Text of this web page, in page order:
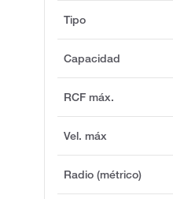
Tipo
Capacidad
RCF máx.
Vel. máx
Radio (métrico)